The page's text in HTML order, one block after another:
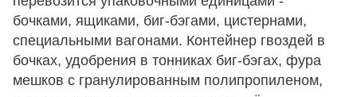
бочками, ящиками, биг-бэгами, цистернами,
специальными вагонами. Контейнер гвоздей в
бочках, удобрения в тонниках биг-бэгах, фура
мешков с гранулированным полипропиленом,